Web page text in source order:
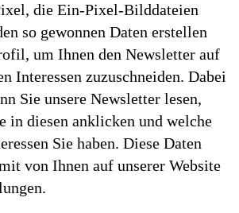
die Ein-Pixel-Bilddateien
so gewonnen Daten erstellen
um Ihnen den Newsletter auf
Interessen zuzuschneiden. Dabei
Sie unsere Newsletter lesen,
in diesen anklicken und welche
Sie haben. Diese Daten
von Ihnen auf unserer Website